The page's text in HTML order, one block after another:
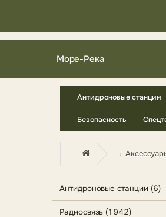
Море-Река
Антидроновые станции
Безопасность
Антидроновые станции (6)
Радиосвязь (1942)